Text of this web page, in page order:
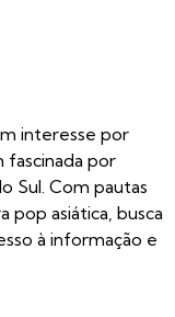
interesse por
fascinada por
Sul. Com pautas
asiática, busca
à informação e